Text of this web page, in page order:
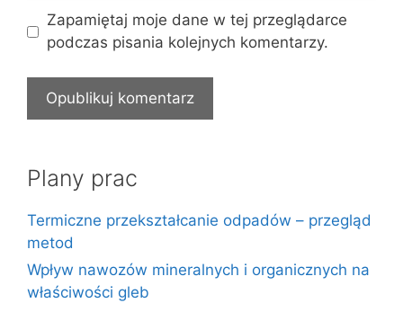
Zapamiętaj moje dane w tej przeglądarce
podczas pisania kolejnych komentarzy.
Plany prac
Termiczne przekształcanie odpadów – przegląd
metod
Wpływ nawozów mineralnych i organicznych na
właściwości gleb